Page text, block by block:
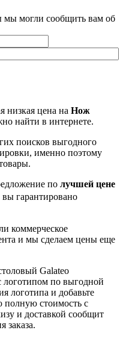
мы могли сообщить вам об
низкая цена на Нож
найти в интернете.
поисков выгодного
именно поэтому
по лучшей цене
гарантировано
коммерческое
и мы сделаем цены еще
Galateo
логотипом по выгодной
логотипа и добавьте
полную стоимость с
и доставкой сообщит
заказа.